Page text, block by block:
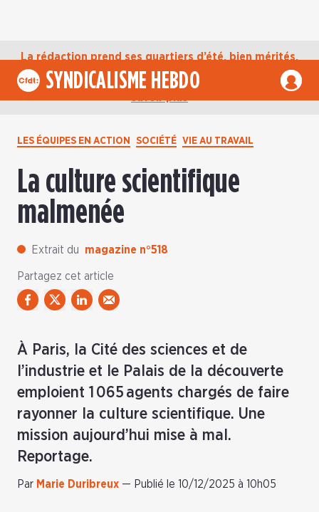
La rédaction prend ses quartiers d’été, bien mérités,
jusqu’au mardi 1er septembre. D’ici là, retrouvez
l’actualité de la CFDT sur notre compte Bluesky. En
SYNDICALISME HEBDO
LES ÉQUIPES EN ACTION SOCIÉTÉ VIE AU TRAVAIL
La culture scientifique
malmenée
Extrait du magazine n°518
Partagez cet article
À Paris, la Cité des sciences et de
l’industrie et le Palais de la découverte
emploient 1 065 agents chargés de faire
rayonner la culture scientifique. Une
mission aujourd’hui mise à mal.
Reportage.
Par Marie Duribreux — Publié le 10/12/2025 à 10h05